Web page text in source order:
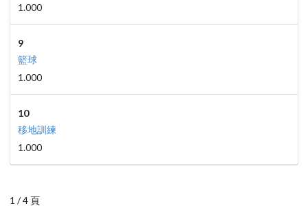
1.000
9
籃球
1.000
10
移地訓練
1.000
1 / 4 頁